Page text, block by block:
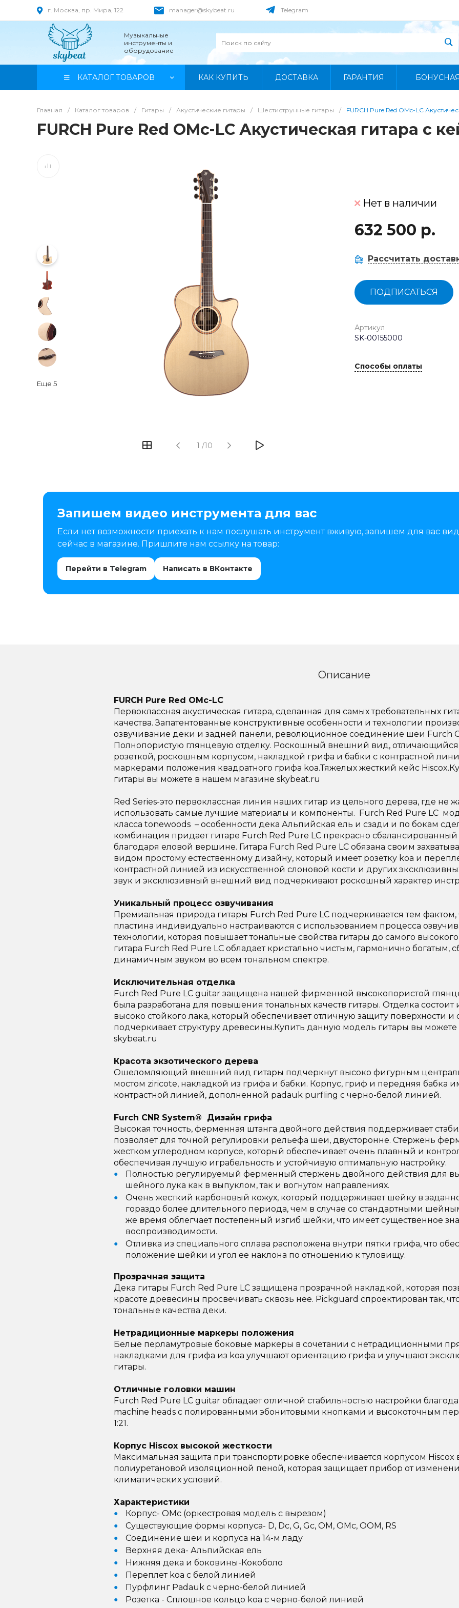
г. Москва, пр. Мира, 122 manager@skybeat.ru Telegram
Музыкальные
инструменты и
оборудование
КАТАЛОГ ТОВАРОВ КАК КУПИТЬ ДОСТАВКА ГАРАНТИЯ
Главная / Каталог товаров / Гитары / Акустические гитары / Шестиструнные гитары / FURCH Pure Red OMc-LC
FURCH Pure Red OMc-LC Акустическая гитара с
Еще 5
1 /10
Нет в наличии
632 500 р.
Рассчитать
ПОДПИСАТЬСЯ
Артикул
SK-00155000
Способы оплаты
Запишем видео инструмента для вас
Если нет возможности приехать к нам послушать инструмент вживую, запишем для вас
сейчас в магазине. Пришлите нам ссылку на товар:
Перейти в Telegram Написать в ВКонтакте
Описание
FURCH Pure Red OMc-LC
Первоклассная акустическая гитара, сделанная для самых требовательных
качества. Запатентованные конструктивные особенности и технологии
озвучивание деки и задней панели, революционное соединение шеи Furch
Полнопористую глянцевую отделку. Роскошный внешний вид,
розеткой, роскошным корпусом, накладкой грифа и бабки с контрастной
маркерами положения квадратного грифа koa.Тяжелых жесткий кейс
гитары вы можете в нашем магазине skybeat.ru
Red Series-это первоклассная линия наших гитар из цельного дерева, где не
использовать самые лучшие материалы и компоненты. Furch Red Pure LC
класса tonewoods – особенности дека Альпийская ель и сзади и по бокам
комбинация придает гитаре Furch Red Pure LC прекрасно
благодаря еловой вершине. Гитара Furch Red Pure LC обязана своим
видом простому естественному дизайну, который имеет розетку koa и
контрастной линией из искусственной слоновой кости и других
звук и эксклюзивный внешний вид подчеркивают роскошный характер
Уникальный процесс озвучивания
Премиальная природа гитары Furch Red Pure LC подчеркивается тем фактом,
пластина индивидуально настраиваются с использованием процесса
технологии, которая повышает тональные свойства гитары до самого
гитара Furch Red Pure LC обладает кристально чистым, гармонично богатым,
динамичным звуком во всем тональном спектре.
Исключительная отделка
Furch Red Pure LC guitar защищена нашей фирменной высокопористой
была разработана для повышения тональных качеств гитары. Отделка состоит
высоко стойкого лака, который обеспечивает отличную защиту поверхности
подчеркивает структуру древесины.Купить данную модель гитары вы
skybeat.ru
Красота экзотического дерева
Ошеломляющий внешний вид гитары подчеркнут высоко фигурным
мостом ziricote, накладкой из грифа и бабки. Корпус, гриф и передняя бабка
контрастной линией, дополненной padauk purfling с черно-белой линией.
Furch CNR System® Дизайн грифа
Высокая точность, ферменная штанга двойного действия поддерживает
позволяет для точной регулировки рельефа шеи, двусторонне. Стержень
жестком углеродном корпусе, который обеспечивает очень плавный и
обеспечивая лучшую играбельность и устойчивую оптимальную настройку.
Полностью регулируемый ферменный стержень двойного действия для
шейного лука как в выпуклом, так и вогнутом направлениях.
Очень жесткий карбоновый кожух, который поддерживает шейку в
гораздо более длительного периода, чем в случае со стандартными
же время облегчает постепенный изгиб шейки, что имеет существенное
воспроизводимости.
Отливка из специального сплава расположена внутри пятки грифа, что
положение шейки и угол ее наклона по отношению к туловищу.
Прозрачная защита
Дека гитары Furch Red Pure LC защищена прозрачной накладкой, которая
красоте древесины просвечивать сквозь нее. Pickguard спроектирован так,
тональные качества деки.
Нетрадиционные маркеры положения
Белые перламутровые боковые маркеры в сочетании с нетрадиционными
накладками для грифа из koa улучшают ориентацию грифа и улучшают
гитары.
Отличные головки машин
Furch Red Pure LC guitar обладает отличной стабильностью настройки
machine heads с полированными эбонитовыми кнопками и высокоточным
1:21.
Корпус Hiscox высокой жесткости
Максимальная защита при транспортировке обеспечивается корпусом Hiscox
полиуретановой изоляционной пеной, которая защищает прибор от
климатических условий.
Характеристики
Корпус- OMc (оркестровая модель с вырезом)
Существующие формы корпуса- D, Dc, G, Gc, OM, OMc, OOM, RS
Соединение шеи и корпуса на 14-м ладу
Верхняя дека- Альпийская ель
Нижняя дека и боковины-Кокоболо
Переплет koa с белой линией
Пурфлинг Padauk с черно-белой линией
Розетка - Сплошное кольцо koa с черно-белой линией